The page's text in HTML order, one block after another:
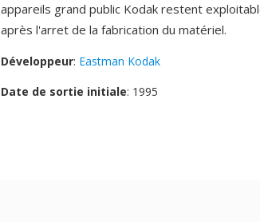
appareils grand public Kodak restent
après l'arret de la fabrication du matériel.
Développeur: Eastman Kodak
Date de sortie initiale: 1995